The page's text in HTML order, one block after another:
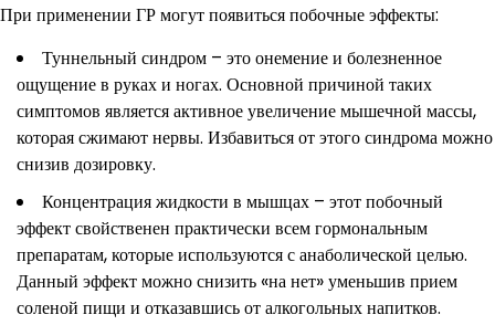
При применении ГР могут появиться побочные эффекты:
Туннельный синдром – это онемение и болезненное
ощущение в руках и ногах. Основной причиной таких
симптомов является активное увеличение мышечной массы,
которая сжимают нервы. Избавиться от этого синдрома можно
снизив дозировку.
Концентрация жидкости в мышцах – этот побочный
эффект свойственен практически всем гормональным
препаратам, которые используются с анаболической целью.
Данный эффект можно снизить «на нет» уменьшив прием
соленой пищи и отказавшись от алкогольных напитков.